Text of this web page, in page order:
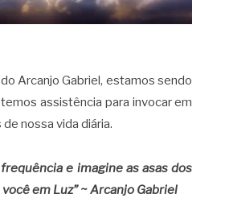
Arcanjo Gabriel, estamos sendo
assistência para invocar em
nossa vida diária.
e imagine as asas dos
em Luz” ~ Arcanjo Gabriel